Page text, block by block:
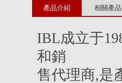
產品介紹 相關產品
IBL成立于
和銷
售代理商,是